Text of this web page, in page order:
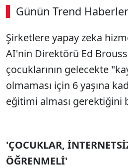
Günün Trend
Şirketlere yapay zeka
AI'nin Direktörü Ed
çocuklarının gelecekte
olmaması için 6 yaşına
eğitimi alması gerektiğini
'ÇOCUKLAR,
ÖĞRENMELİ'